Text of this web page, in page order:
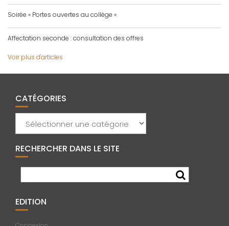
Soirée « Portes ouvertes au collège »
Affectation seconde : consultation des offres
Voir plus d'articles
CATÉGORIES
RECHERCHER DANS LE SITE
EDITION